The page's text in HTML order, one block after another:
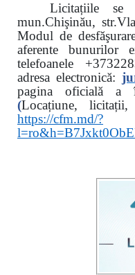
Licitațiile se
mun.Chişinău,
Modul de
aferente bunurilor
telefoanele
adresa electronică:
pagina oficială a
(Locațiune,
https://cfm.md/?